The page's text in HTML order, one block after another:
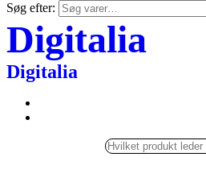
Søg efter:
Digitalia
Digitalia